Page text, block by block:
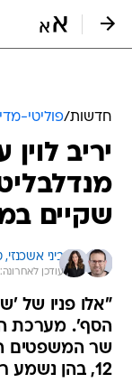
חדשות/פוליטי-
יריב
שקיים
ביני אשכנזי,
עודכן לאחרונה: 5.9.2024 / 8:32
"אלו פניו של
הסף'. מערכת
שר המשפטים
12, בהן